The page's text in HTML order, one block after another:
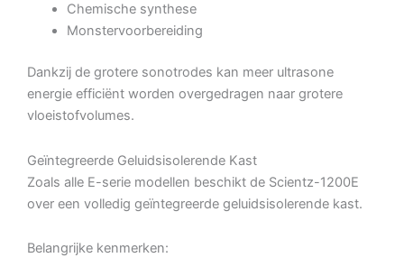
Chemische synthese
Monstervoorbereiding
Dankzij de grotere sonotrodes kan meer ultrasone
energie efficiënt worden overgedragen naar grotere
vloeistofvolumes.
Geïntegreerde Geluidsisolerende Kast
Zoals alle E-serie modellen beschikt de Scientz-1200E
over een volledig geïntegreerde geluidsisolerende kast.
Belangrijke kenmerken: